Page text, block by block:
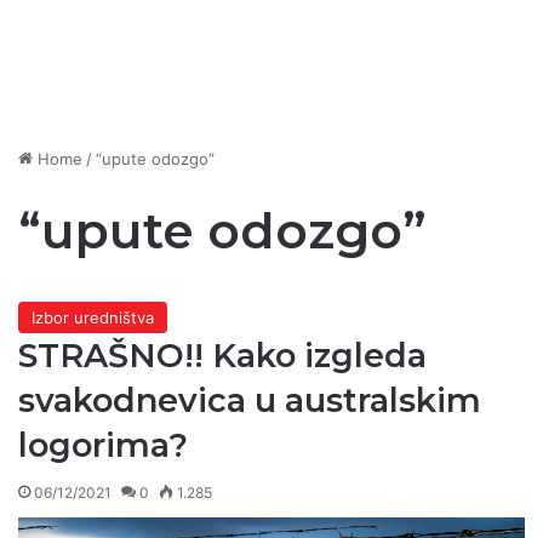
Home /“upute odozgo”
“upute odozgo”
Izbor uredništva
STRAŠNO!! Kako izgleda
svakodnevica u australskim
logorima?
06/12/2021 0 1.285